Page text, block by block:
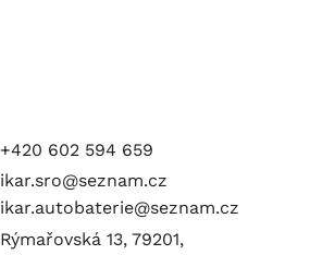
+420 602 594 659
ikar.sro@seznam.cz
ikar.autobaterie@seznam.cz
Rýmařovská 13, 79201,